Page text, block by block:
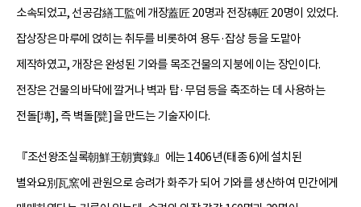
소속되었고, 선공감繕工監에 개장蓋匠 20명과 전장磚匠 20명이 있었다.
잡상장은 마루에 얹히는 취두를 비롯하여 용두·잡상 등을 도맡아
제작하였고, 개장은 완성된 기와를 목조건물의 지붕에 이는 장인이다.
전장은 건물의 바닥에 깔거나 벽과 탑·무덤 등을 축조하는 데 사용하는
전돌[塼], 즉 벽돌[甓]을 만드는 기술자이다.
『조선왕조실록朝鮮王朝實錄』에는 1406년(태종 6)에 설치된
별와요別瓦窯에 관원으로 승려가 화주가 되어 기와를 생산하여 민간에게